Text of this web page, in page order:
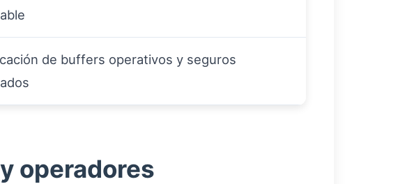
de buffers operativos y seguros
operadores